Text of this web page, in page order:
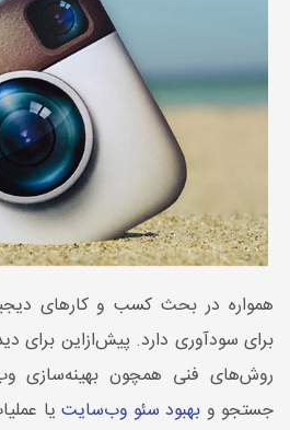
همواره در بحث کسب ‌و کارهای
برای سودآوری دارد. پیش‌ازاین
روش‌های فنی همچون بهینه‌سازی
جستجو و بهبود سئو وب‌سایت یا